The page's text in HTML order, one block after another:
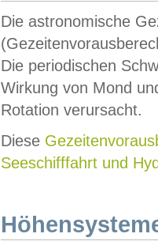
Die astronomische
Die periodischen
Wirkung von Mond
Rotation verursacht.
Diese
Seeschifffahrt und